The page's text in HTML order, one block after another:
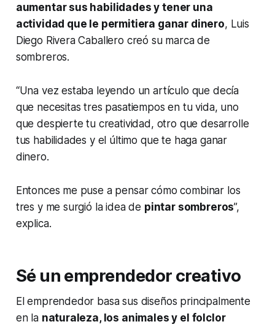
aumentar sus habilidades y tener una
actividad que le permitiera ganar dinero, Luis
Diego Rivera Caballero creó su marca de
sombreros.
“Una vez estaba leyendo un artículo que decía
que necesitas tres pasatiempos en tu vida, uno
que despierte tu creatividad, otro que desarrolle
tus habilidades y el último que te haga ganar
dinero.
Entonces me puse a pensar cómo combinar los
tres y me surgió la idea de pintar sombreros”,
explica.
Sé un emprendedor creativo
El emprendedor basa sus diseños principalmente
en la naturaleza, los animales y el folclor